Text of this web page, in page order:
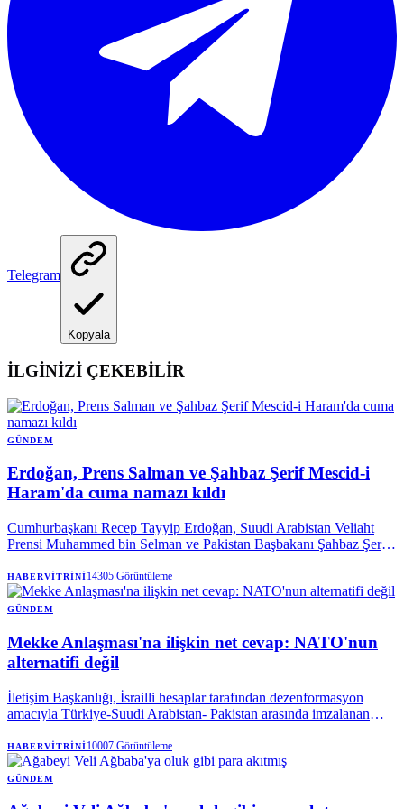
Telegram
Kopyala
İLGİNİZİ ÇEKEBİLİR
GÜNDEM
Erdoğan, Prens Salman ve Şahbaz Şerif Mescid-i
Haram'da cuma namazı kıldı
Cumhurbaşkanı Recep Tayyip Erdoğan, Suudi Arabistan Veliaht
Prensi Muhammed bin Selman ve Pakistan Başbakanı Şahbaz Şerif
HABERVITRINI14305 Görüntüleme
GÜNDEM
Mekke Anlaşması'na ilişkin net cevap: NATO'nun
alternatifi değil
İletişim Başkanlığı, İsrailli hesaplar tarafından dezenformasyon
amacıyla Türkiye-Suudi Arabistan- Pakistan arasında imzalanan
Anlaşması'nın NATO'nun 5. maddesi ile çeliştiği iddiaları
reddedilirken, söz konusu ittifakın NATO'ya bir alternatif olmadığı
vurgulandı.
HABERVITRINI10007 Görüntüleme
GÜNDEM